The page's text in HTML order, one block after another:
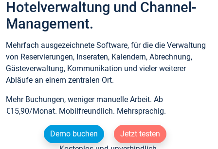
Hotelverwaltung und Channel-
Management.
Mehrfach ausgezeichnete Software, für die die Verwaltung
von Reservierungen, Inseraten, Kalendern, Abrechnung,
Gästeverwaltung, Kommunikation und vieler weiterer
Abläufe an einem zentralen Ort.
Mehr Buchungen, weniger manuelle Arbeit. Ab
€15,90/Monat. Mobilfreundlich. Mehrsprachig.
Demo buchen
Jetzt testen